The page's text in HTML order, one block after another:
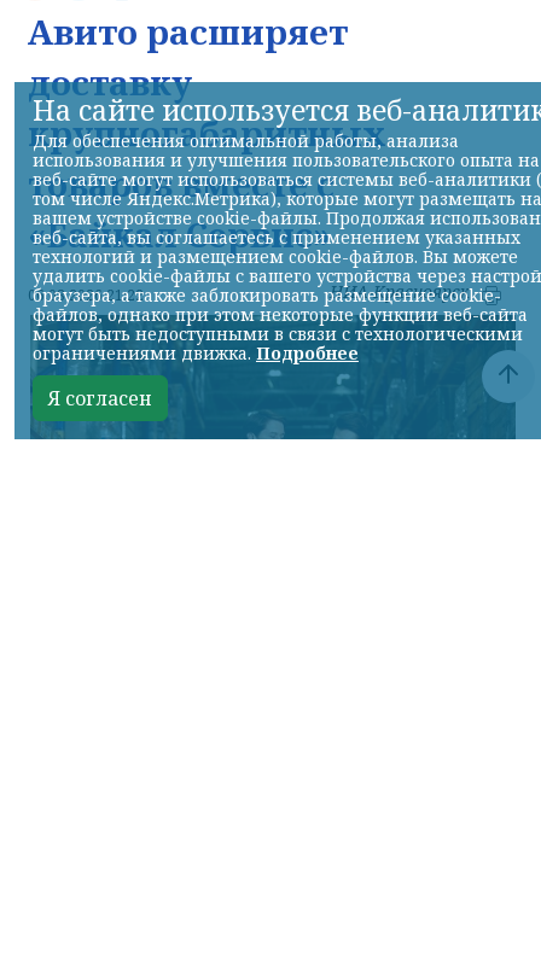
Авито расширяет
доставку
крупногабаритных
товаров вместе с
«Байкал Сервис»
06.08.2026 21:22 НИА-Красноярск
На сайте используется веб-
Для обеспечения оптимальной работы, анализа
использования и улучшения пользовательского опыта на
веб-сайте могут использоваться системы веб-аналитики
том числе Яндекс.Метрика), которые могут размещать на
вашем устройстве cookie-файлы. Продолжая
веб-сайта, вы соглашаетесь с применением указанных
технологий и размещением cookie-файлов. Вы можете
удалить cookie-файлы с вашего устройства через
браузера, а также заблокировать размещение cookie-
файлов, однако при этом некоторые функции веб-сайта
могут быть недоступными в связи с технологическими
ограничениями движка. Подробнее
Я согласен